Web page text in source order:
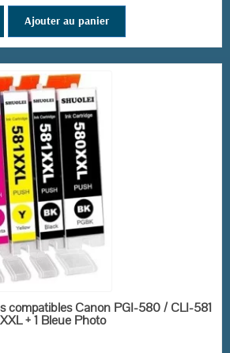
Ajouter au panier
EN STOCK
compatibles Canon PGI-580 / CLI-581
XXL + 1 Bleue Photo